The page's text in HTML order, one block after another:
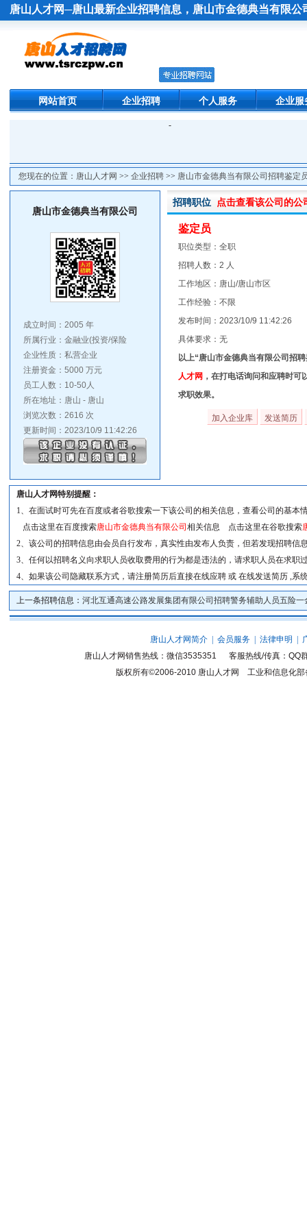
唐山人才网─唐山最新企业招聘信息， 唐山市金德典当有限公
网站首页 企业招聘 个人服务 企业服
-
您现在的位置： 唐山人才网 >> 企业招聘>> 唐山市金德典当有限公司招聘鉴定
唐山市金德典当有限公司
成立时间：2005 年
所属行业：金融业(投资/保险
企业性质：私营企业
注册资金：5000 万元
员工人数：10-50人
所在地址：唐山 - 唐山
浏览次数：2616 次
更新时间：2023/10/9 11:42:26
招聘职位 点击查看该公司的公
鉴定员
职位类型：全职
招聘人数：2 人
工作地区：唐山/唐山市区
工作经验：不限
发布时间：2023/10/9 11:42:26
具体要求：无
以上“唐山市金德典当有限公司招
人才网 ，在打电话询问和应聘时可
求职效果。
唐山人才网特别提醒：
1、在面试时可先在百度或者谷歌搜索一下该公司的相关信息，查看公司的基本
点击这里在百度搜索唐山市金德典当有限公司 相关信息 点击这里在谷歌搜索
2、该公司的招聘信息由会员自行发布，真实性由发布人负责，但若发现招聘信
3、任何以招聘名义向求职人员收取费用的行为都是违法的，请求职人员在求
4、如果该公司隐藏联系方式，请注册简历后直接在线应聘 或 在线发送简历 ,系
上一条招聘信息： 河北互通高速公路发展集团有限公司招聘警务辅助人员五险一
唐山人才网简介 会员服务 法律申明
唐山人才网销售热线：微信3535351 客服热线/传真：
版权所有©2006-2010 唐山人才网 工业和信息化部